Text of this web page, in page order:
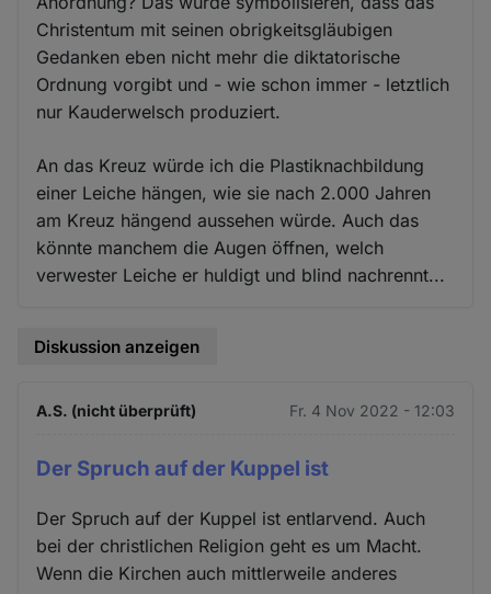
Christentum mit seinen obrigkeitsgläubigen
Gedanken eben nicht mehr die diktatorische
Ordnung vorgibt und - wie schon immer - letztlich
nur Kauderwelsch produziert.
An das Kreuz würde ich die Plastiknachbildung
einer Leiche hängen, wie sie nach 2.000 Jahren
am Kreuz hängend aussehen würde. Auch das
könnte manchem die Augen öffnen, welch
verwester Leiche er huldigt und blind nachrennt...
Diskussion anzeigen
A.S. (nicht überprüft) Fr. 4 Nov 2022 - 12:03
Der Spruch auf der Kuppel ist
Der Spruch auf der Kuppel ist entlarvend. Auch
bei der christlichen Religion geht es um Macht.
Wenn die Kirchen auch mittlerweile anderes